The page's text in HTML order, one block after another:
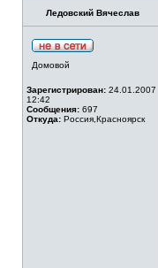
Ледовский Вячеслав
Домовой
Зарегистрирован: 24.01.2007
12:42
Сообщения: 697
Откуда: Россия,Красноярск